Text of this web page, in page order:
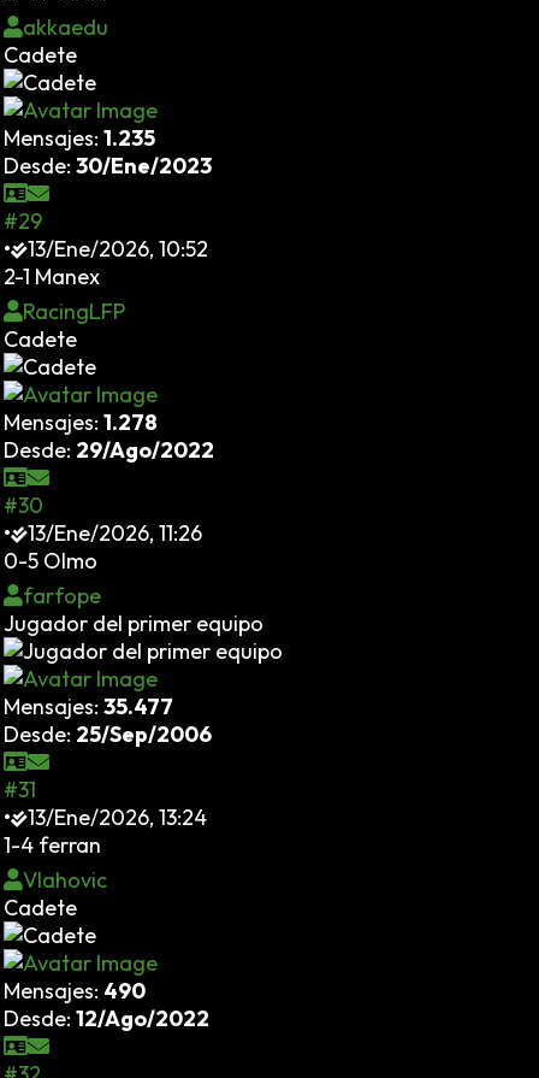
akkaedu
Cadete
Mensajes: 1.235
Desde: 30/Ene/2023
#29
•
13/Ene/2026, 10:52
2-1 Manex
RacingLFP
Cadete
Mensajes: 1.278
Desde: 29/Ago/2022
#30
•
13/Ene/2026, 11:26
0-5 Olmo
farfope
Jugador del primer equipo
Mensajes: 35.477
Desde: 25/Sep/2006
#31
•
13/Ene/2026, 13:24
1-4 ferran
Vlahovic
Cadete
Mensajes: 490
Desde: 12/Ago/2022